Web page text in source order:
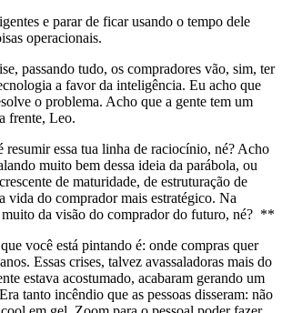
e parar de ficar usando o tempo dele
operacionais.
passando tudo, os compradores vão, sim, ter
a favor da inteligência. Eu acho que
o problema. Acho que a gente tem um
frente, Leo.
resumir essa tua linha de raciocínio, né? Acho
muito bem dessa ideia da parábola, ou
de maturidade, de estruturação de
vida do comprador mais estratégico. Na
da visão do comprador do futuro, né? **
você está pintando é: onde compras quer
Essas crises, talvez avassaladoras mais do
estava acostumado, acabaram gerando um
tanto incêndio que as pessoas disseram: não